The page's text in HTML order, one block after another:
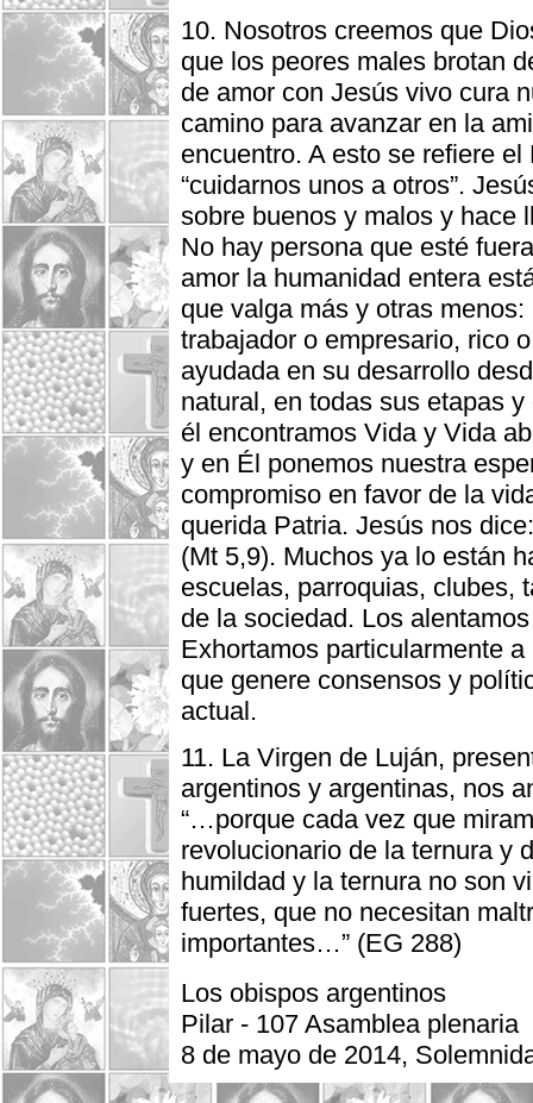
10. Nosotros creemos que
que los peores males brotan
de amor con Jesús vivo cura
camino para avanzar en la
encuentro. A esto se refiere
“cuidarnos unos a otros”.
sobre buenos y malos y hace
No hay persona que esté
amor la humanidad entera
que valga más y otras
trabajador o empresario, rico
ayudada en su desarrollo
natural, en todas sus etapas
él encontramos Vida y Vida
y en Él ponemos nuestra
compromiso en favor de la
querida Patria. Jesús nos
(Mt 5,9). Muchos ya lo están
escuelas, parroquias, clubes,
de la sociedad. Los
Exhortamos particularmente
que genere consensos y
actual.
11. La Virgen de Luján,
argentinos y argentinas, nos
“…porque cada vez que
revolucionario de la ternura y
humildad y la ternura no son
fuertes, que no necesitan
importantes…” (EG 288)
Los obispos argentinos
Pilar - 107 Asamblea plenaria
8 de mayo de 2014,